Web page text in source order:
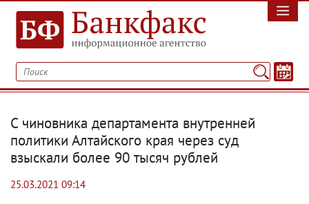
С чиновника департамента внутренней
политики Алтайского края через суд
взыскали более 90 тысяч рублей
25.03.2021 09:14